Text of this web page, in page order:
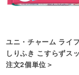
ユニ・チャーム ライ
しりふき こすらずス
注文2個単位＞